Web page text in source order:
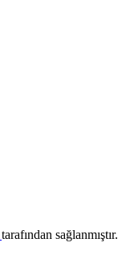
tarafından sağlanmıştır.